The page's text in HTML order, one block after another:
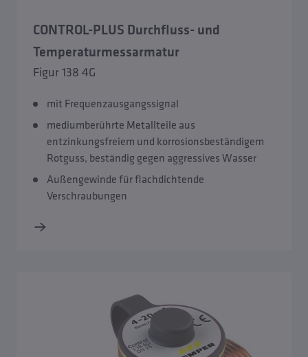
CONTROL-PLUS Durchfluss- und
Temperaturmessarmatur
Figur 138 4G
mit Frequenzausgangssignal
mediumberührte Metallteile aus
entzinkungsfreiem und korrosionsbeständigem
Rotguss, beständig gegen aggressives Wasser
Außengewinde für flachdichtende
Verschraubungen